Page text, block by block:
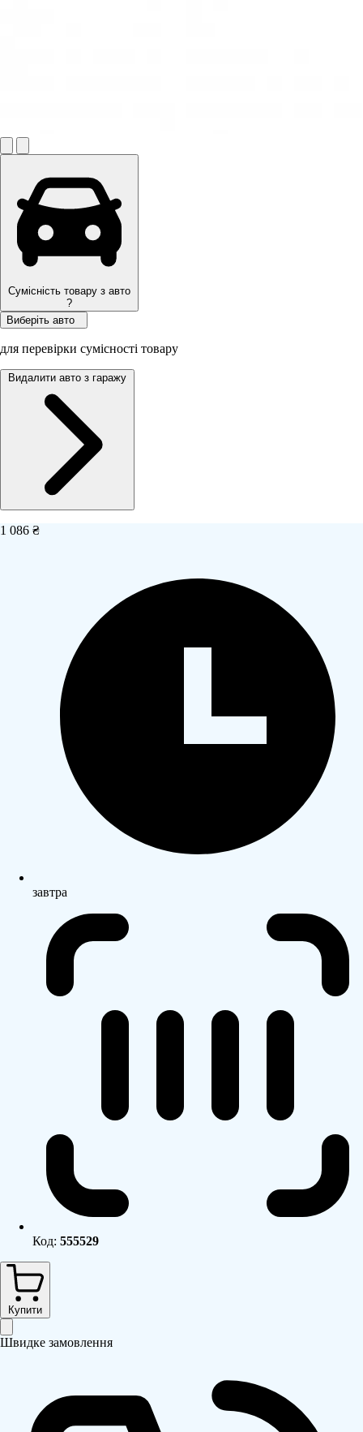
Сумісність товару з авто
?
Виберіть авто
для перевірки сумісності товару
Видалити авто з гаражу
1 086 ₴
завтра
Код: 555529
Купити
Швидке замовлення